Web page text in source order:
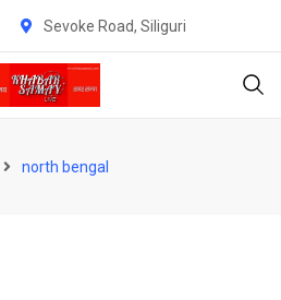
Sevoke Road, Siliguri
north bengal